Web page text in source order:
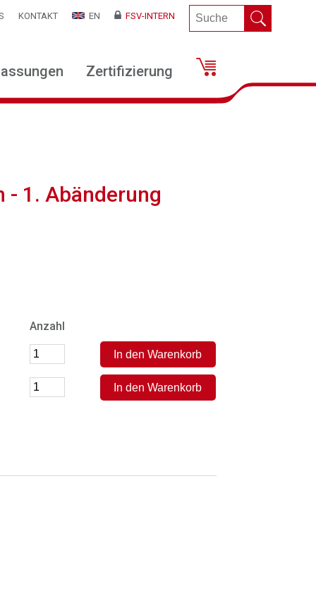
KONTAKT EN FSV-INTERN
Zertifizierung
- 1. Abänderung
Anzahl